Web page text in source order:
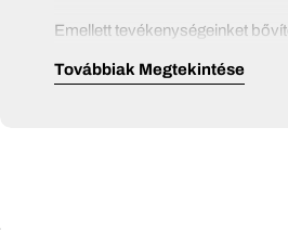
Emellett tevékenységeinket
Továbbiak Megtekintése